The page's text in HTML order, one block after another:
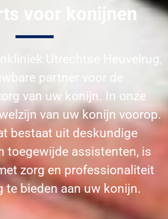
voor konijnen
Utrechtse Heuvelrug,
partner voor de
van uw konijn. In onze
van uw konijn voorop.
bestaat uit deskundige
toegewijde assistenten, is
zorg en professionaliteit
te bieden aan uw konijn.